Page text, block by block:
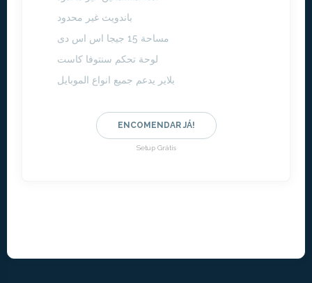
باندويث غير محدود
مساحة 15 جيجا اس اس دى
لوحة تحكم سنتوفا كاست
بلاير يدعم جميع انواع الموبايل
ENCOMENDAR JÁ!
Setup Grátis